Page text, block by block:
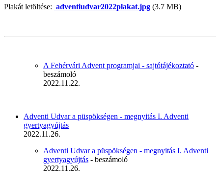
Plakát letöltése: adventiudvar2022plakat.jpg (3.7 MB)
A Fehérvári Advent programjai - sajtótájékoztató -
beszámoló
2022.11.22.
Adventi Udvar a püspökségen - megnyitás I. Adventi
gyertyagyújtás
2022.11.26.
Adventi Udvar a püspökségen - megnyitás I. Adventi
gyertyagyújtás - beszámoló
2022.11.26.